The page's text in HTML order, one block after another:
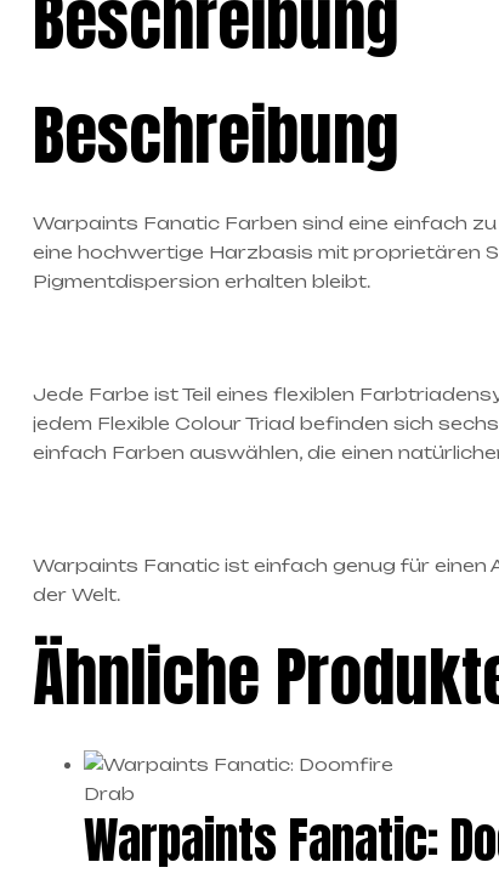
Beschreibung
Beschreibung
Warpaints Fanatic Farben sind eine einfach
eine hochwertige Harzbasis mit proprietären
Pigmentdispersion erhalten bleibt.
Jede Farbe ist Teil eines flexiblen
jedem Flexible Colour Triad befinden sich
einfach Farben auswählen, die einen
Warpaints Fanatic ist einfach genug für einen
der Welt.
Ähnliche
Warpaints Fanatic: